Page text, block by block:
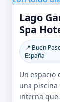
Lago
Spa
📍 Buen
España
Un espacio
una piscina
interna que